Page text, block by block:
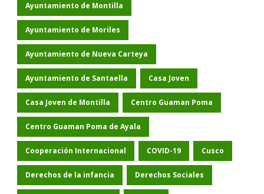
Ayuntamiento de Montilla
Ayuntamiento de Moriles
Ayuntamiento de Nueva Carteya
Ayuntamiento de Santaella Casa Joven
Casa Joven de Montilla Centro Guaman Poma
Centro Guaman Poma de Ayala
Cooperación Internacional COVID-19 Cusco
Derechos de la infancia Derechos Sociales